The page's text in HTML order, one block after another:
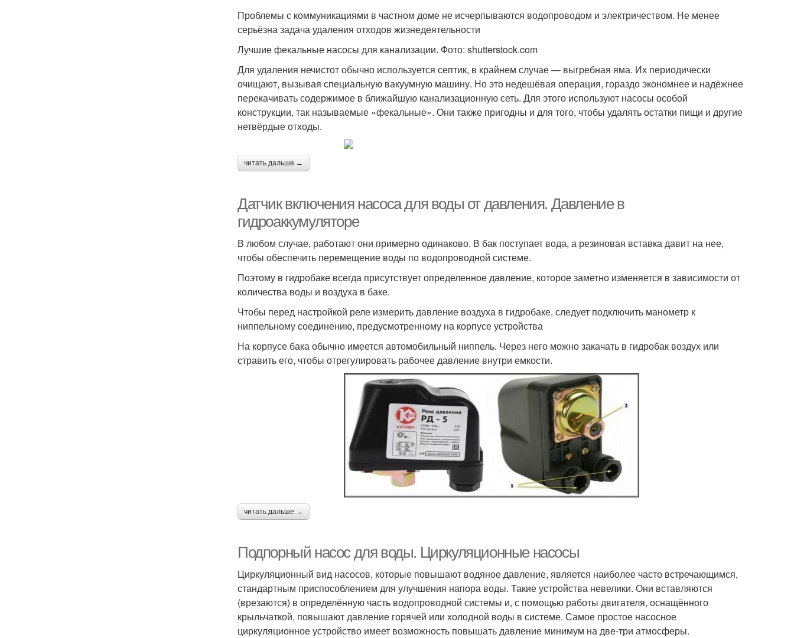
Проблемы с коммуникациями в частном доме не исчерпываются водопроводом и электричеством. Не менее
серьёзна задача удаления отходов жизнедеятельности
Лучшие фекальные насосы для канализации. Фото: shutterstock.com
Для удаления нечистот обычно используется септик, в крайнем случае — выгребная яма. Их периодически
очищают, вызывая специальную вакуумную машину. Но это недешёвая операция, гораздо экономнее и надёжнее
перекачивать содержимое в ближайшую канализационную сеть. Для этого используют насосы особой
конструкции, так называемые «фекальные». Они также пригодны и для того, чтобы удалять остатки пищи и другие
нетвёрдые отходы.
читать дальше →
Датчик включения насоса для воды от давления. Давление в
гидроаккумуляторе
В любом случае, работают они примерно одинаково. В бак поступает вода, а резиновая вставка давит на нее,
чтобы обеспечить перемещение воды по водопроводной системе.
Поэтому в гидробаке всегда присутствует определенное давление, которое заметно изменяется в зависимости от
количества воды и воздуха в баке.
Чтобы перед настройкой реле измерить давление воздуха в гидробаке, следует подключить манометр к
ниппельному соединению, предусмотренному на корпусе устройства
На корпусе бака обычно имеется автомобильный ниппель. Через него можно закачать в гидробак воздух или
стравить его, чтобы отрегулировать рабочее давление внутри емкости.
читать дальше →
Подпорный насос для воды. Циркуляционные насосы
Циркуляционный вид насосов, которые повышают водяное давление, является наиболее часто встречающимся,
стандартным приспособлением для улучшения напора воды. Такие устройства невелики. Они вставляются
(врезаются) в определённую часть водопроводной системы и, с помощью работы двигателя, оснащённого
крыльчаткой, повышают давление горячей или холодной воды в системе. Самое простое насосное
циркуляционное устройство имеет возможность повышать давление минимум на две-три атмосферы.